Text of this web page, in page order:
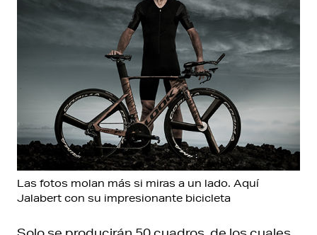
Las fotos molan más si miras a un lado. Aquí
Jalabert con su impresionante bicicleta